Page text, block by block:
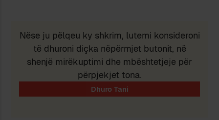
Nëse ju pëlqeu ky shkrim, lutemi konsideroni
të dhuroni diçka nëpërmjet butonit, në
shenjë mirëkuptimi dhe mbështetjeje për
përpjekjet tona.